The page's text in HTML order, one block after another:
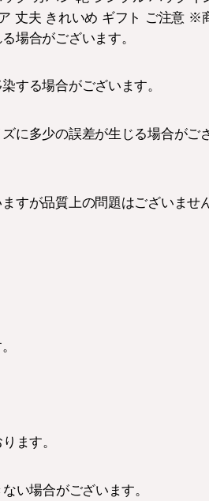
丈夫 きれいめ ギフト ご注意 ※
場合がございます。
する場合がございます。
に多少の誤差が生じる場合がご
すが品質上の問題はございません
ます。
い場合がございます。